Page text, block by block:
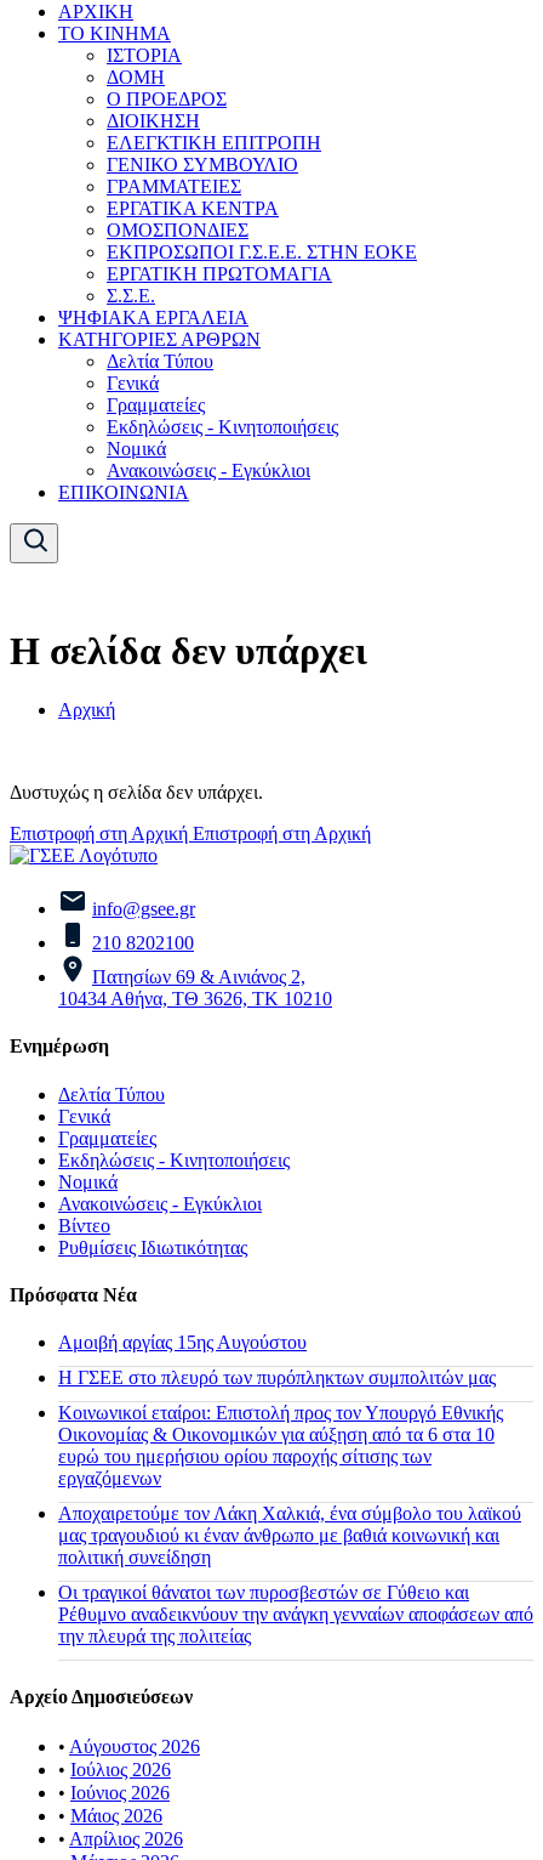
ΑΡΧΙΚΗ
ΤΟ ΚΙΝΗΜΑ
ΙΣΤΟΡΙΑ
ΔΟΜΗ
Ο ΠΡΟΕΔΡΟΣ
ΔΙΟΙΚΗΣΗ
ΕΛΕΓΚΤΙΚΗ ΕΠΙΤΡΟΠΗ
ΓΕΝΙΚΟ ΣΥΜΒΟΥΛΙΟ
ΓΡΑΜΜΑΤΕΙΕΣ
ΕΡΓΑΤΙΚΑ ΚΕΝΤΡΑ
ΟΜΟΣΠΟΝΔΙΕΣ
ΕΚΠΡΟΣΩΠΟΙ Γ.Σ.Ε.Ε. ΣΤΗΝ ΕΟΚΕ
ΕΡΓΑΤΙΚΗ ΠΡΩΤΟΜΑΓΙΑ
Σ.Σ.Ε.
ΨΗΦΙΑΚΑ ΕΡΓΑΛΕΙΑ
ΚΑΤΗΓΟΡΙΕΣ ΑΡΘΡΩΝ
Δελτία Τύπου
Γενικά
Γραμματείες
Εκδηλώσεις - Κινητοποιήσεις
Νομικά
Ανακοινώσεις - Εγκύκλιοι
ΕΠΙΚΟΙΝΩΝΙΑ
Η σελίδα δεν υπάρχει
Αρχική
Δυστυχώς η σελίδα δεν υπάρχει.
Επιστροφή στη Αρχική Επιστροφή στη Αρχική
info@gsee.gr
210 8202100
Πατησίων 69 & Αινιάνος 2,
10434 Αθήνα, ΤΘ 3626, ΤΚ 10210
Ενημέρωση
Δελτία Τύπου
Γενικά
Γραμματείες
Εκδηλώσεις - Κινητοποιήσεις
Νομικά
Ανακοινώσεις - Εγκύκλιοι
Βίντεο
Ρυθμίσεις Ιδιωτικότητας
Πρόσφατα Νέα
Αμοιβή αργίας 15ης Αυγούστου
H ΓΣΕΕ στο πλευρό των πυρόπληκτων συμπολιτών μας
Κοινωνικοί εταίροι: Επιστολή προς τον Υπουργό Εθνικής
Οικονομίας & Οικονομικών για αύξηση από τα 6 στα 10
ευρώ του ημερήσιου ορίου παροχής σίτισης των
εργαζόμενων
Αποχαιρετούμε τον Λάκη Χαλκιά, ένα σύμβολο του λαϊκού
μας τραγουδιού κι έναν άνθρωπο με βαθιά κοινωνική και
πολιτική συνείδηση
Οι τραγικοί θάνατοι των πυροσβεστών σε Γύθειο και
Ρέθυμνο αναδεικνύουν την ανάγκη γενναίων αποφάσεων από
την πλευρά της πολιτείας
Αρχείο Δημοσιεύσεων
• Αύγουστος 2026
• Ιούλιος 2026
• Ιούνιος 2026
• Μάιος 2026
• Απρίλιος 2026